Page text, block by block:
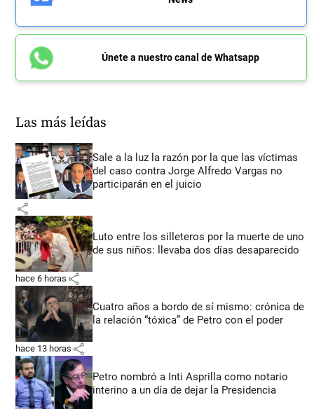
Únete a nuestro canal de Whatsapp
Las más leídas
Sale a la luz la razón por la que las víctimas
del caso contra Jorge Alfredo Vargas no
participarán en el juicio
share
Luto entre los silleteros por la muerte de uno
de sus niños: llevaba dos días desaparecido
hace 6 horas share
Cuatro años a bordo de sí mismo: crónica de
la relación “tóxica” de Petro con el poder
hace 13 horas share
Petro nombró a Inti Asprilla como notario
interino a un día de dejar la Presidencia